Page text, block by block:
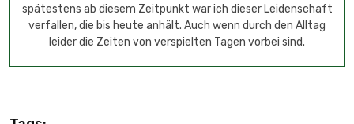
spätestens ab diesem Zeitpunkt war ich dieser Leidenschaft
verfallen, die bis heute anhält. Auch wenn durch den Alltag
leider die Zeiten von verspielten Tagen vorbei sind.